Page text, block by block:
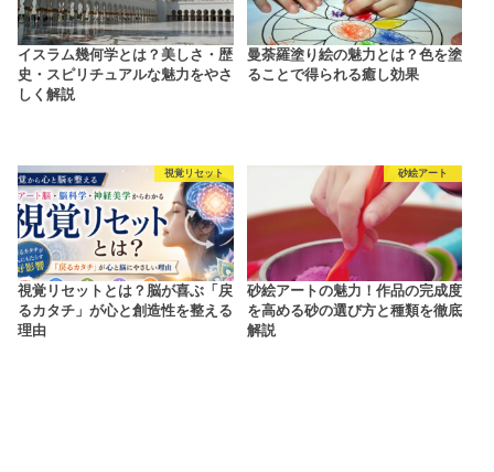
イスラム幾何学とは？美しさ・歴
史・スピリチュアルな魅力をやさ
しく解説
曼荼羅塗り絵の魅力とは？色を塗
ることで得られる癒し効果
視覚リセット
視覚リセットとは？脳が喜ぶ「戻
るカタチ」が心と創造性を整える
理由
砂絵アート
砂絵アートの魅力！作品の完成度
を高める砂の選び方と種類を徹底
解説